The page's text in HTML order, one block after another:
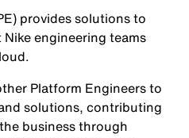
provides solutions to
engineering teams
Platform Engineers to
solutions, contributing
business through